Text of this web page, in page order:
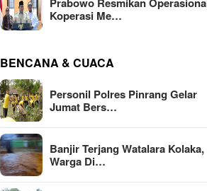
Koperasi Me…
BENCANA & CUACA
Personil Polres Pinrang Gelar
Jumat Bers…
Banjir Terjang Watalara Kolaka,
Warga Di…